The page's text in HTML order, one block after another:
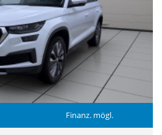
Finanz. mögl.